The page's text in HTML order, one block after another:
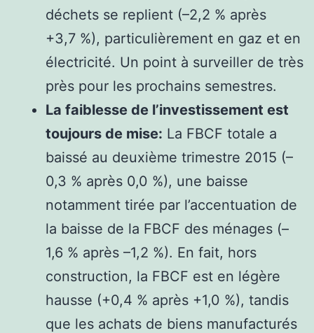
déchets se replient (–2,2 % après
+3,7 %), particulièrement en gaz et en
électricité. Un point à surveiller de très
près pour les prochains semestres.
La faiblesse de l’investissement est
toujours de mise: La FBCF totale a
baissé au deuxième trimestre 2015 (–
0,3 % après 0,0 %), une baisse
notamment tirée par l’accentuation de
la baisse de la FBCF des ménages (–
1,6 % après –1,2 %). En fait, hors
construction, la FBCF est en légère
hausse (+0,4 % après +1,0 %), tandis
que les achats de biens manufacturés